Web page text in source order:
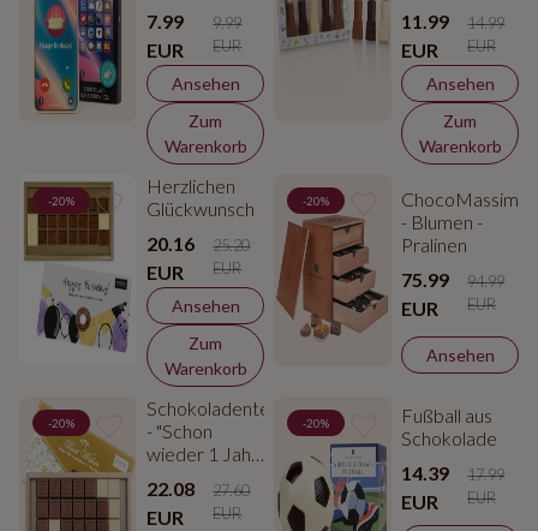
7.99
EUR
9.99
EUR
Ansehen
Zum
Warenkorb
11.99
EUR
14.99
EUR
Ansehen
Zum
Warenkorb
-20%
Herzlichen
Glückwunsch
20.16
EUR
25.20
EUR
Ansehen
Zum
Warenkorb
-20%
ChocoMassimo
- Blumen -
Pralinen
75.99
EUR
94.99
EUR
Ansehen
-20%
Schokoladentelegramm
- "Schon
wieder 1 Jahr
22.08
EUR
27.60
EUR
-20%
Fußball aus
Schokolade
14.39
EUR
17.99
EUR